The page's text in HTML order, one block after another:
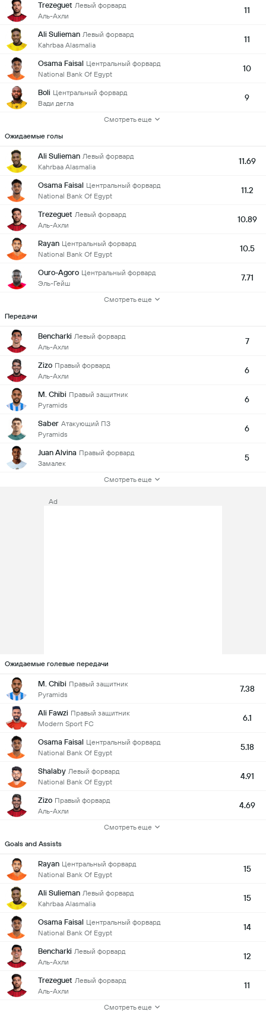
Trezeguet Левый форвард
Аль-Ахли
11
Ali Sulieman Левый форвард
Kahrbaa Alasmalia
11
Osama Faisal Центральный форвард
National Bank Of Egypt
10
Boli Центральный форвард
Вади дегла
9
Смотреть еще
Ожидаемые голы
Ali Sulieman Левый форвард
Kahrbaa Alasmalia
11.69
Osama Faisal Центральный форвард
National Bank Of Egypt
11.2
Trezeguet Левый форвард
Аль-Ахли
10.89
Rayan Центральный форвард
National Bank Of Egypt
10.5
Ouro-Agoro Центральный форвард
Эль-Гейш
7.71
Смотреть еще
Передачи
Bencharki Левый форвард
Аль-Ахли
7
Zizo Правый форвард
Аль-Ахли
6
M. Chibi Правый защитник
Pyramids
6
Saber Атакующий ПЗ
Pyramids
6
Juan Alvina Правый форвард
Замалек
5
Смотреть еще
Ad
Ожидаемые голевые передачи
M. Chibi Правый защитник
Pyramids
7.38
Ali Fawzi Правый защитник
Modern Sport FC
6.1
Osama Faisal Центральный форвард
National Bank Of Egypt
5.18
Shalaby Левый форвард
National Bank Of Egypt
4.91
Zizo Правый форвард
Аль-Ахли
4.69
Смотреть еще
Goals and Assists
Rayan Центральный форвард
National Bank Of Egypt
15
Ali Sulieman Левый форвард
Kahrbaa Alasmalia
15
Osama Faisal Центральный форвард
National Bank Of Egypt
14
Bencharki Левый форвард
Аль-Ахли
12
Trezeguet Левый форвард
Аль-Ахли
11
Смотреть еще